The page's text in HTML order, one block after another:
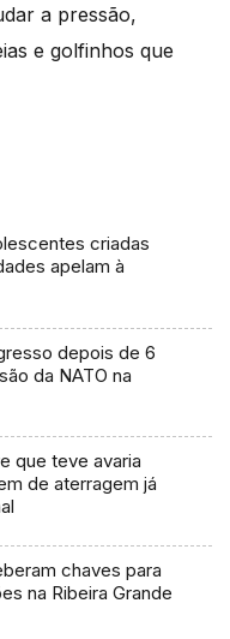
a pressão,
e golfinhos que
criadas
apelam à
depois de 6
da NATO na
que teve avaria
de aterragem já
chaves para
na Ribeira Grande